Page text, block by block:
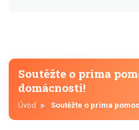
Soutěžte o prima
domácnosti!
Úvod Soutěžte o prima